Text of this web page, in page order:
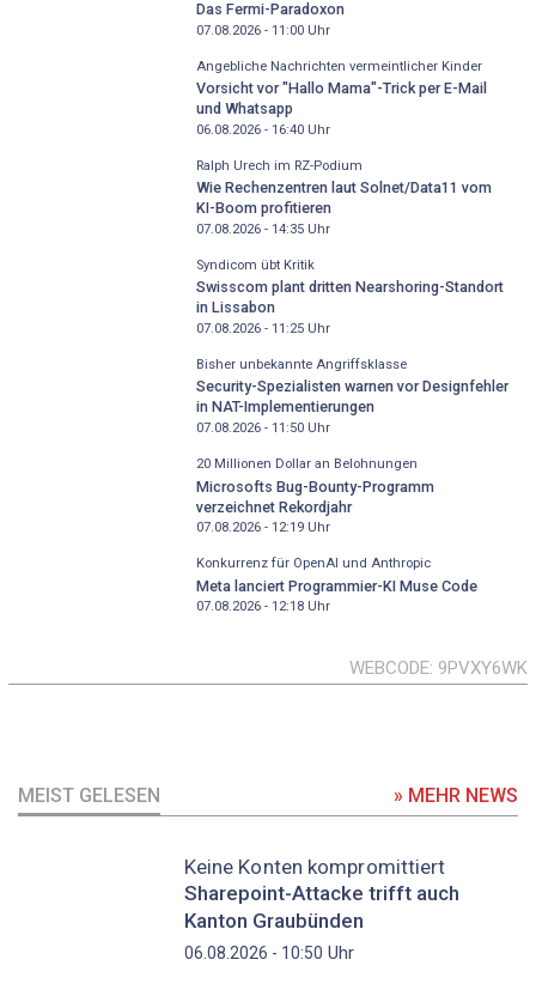
Das Fermi-Paradoxon
07.08.2026 - 11:00Uhr
Angebliche Nachrichten vermeintlicher Kinder
Vorsicht vor "Hallo Mama"-Trick per E-Mail
und Whatsapp
06.08.2026 - 16:40Uhr
Ralph Urech im RZ-Podium
Wie Rechenzentren laut Solnet/Data11 vom
KI-Boom profitieren
07.08.2026 - 14:35Uhr
Syndicom übt Kritik
Swisscom plant dritten Nearshoring-Standort
in Lissabon
07.08.2026 - 11:25Uhr
Bisher unbekannte Angriffsklasse
Security-Spezialisten warnen vor Designfehler
in NAT-Implementierungen
07.08.2026 - 11:50Uhr
20 Millionen Dollar an Belohnungen
Microsofts Bug-Bounty-Programm
verzeichnet Rekordjahr
07.08.2026 - 12:19Uhr
Konkurrenz für OpenAI und Anthropic
Meta lanciert Programmier-KI Muse Code
07.08.2026 - 12:18Uhr
WEBCODE 9PVXY6WK
MEIST GELESEN » MEHR NEWS
Keine Konten kompromittiert
Sharepoint-Attacke trifft auch
Kanton Graubünden
06.08.2026 - 10:50 Uhr